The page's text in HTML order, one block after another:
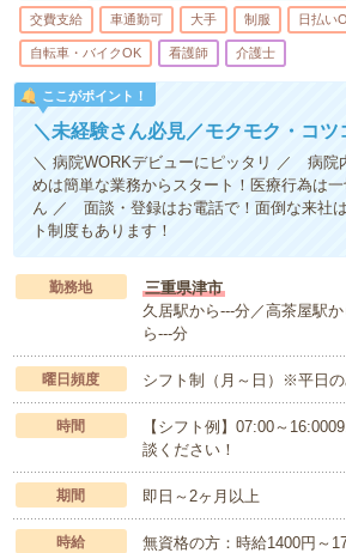
交費支給 車通勤可 大手 制服 日払い
自転車・バイクOK 看護師 介護士
ここがポイント！
＼未経験さん必見／モクモク・コ
＼ 病院WORKデビューにピッタリ ／ 病院
めは簡単な業務からスタート！医療行為は
ん ／ 面談・登録はお電話で！面倒な来社
ト制度もあります！
勤務地
三重県津市
久居駅から---分／高茶屋駅
ら---分
曜日頻度 シフト制（月～日）※平日
時間
【シフト例】07:00～
談ください！
期間 即日～2ヶ月以上
時給
無資格の方：時給1400円～